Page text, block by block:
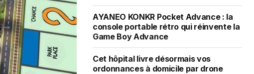
AYANEO KONKR Pocket Advance : la
console portable rétro qui réinvente la
Game Boy Advance
Cet hôpital livre désormais vos
ordonnances à domicile par drone